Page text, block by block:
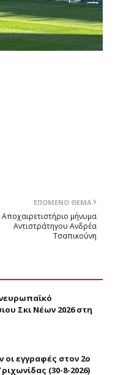
ΕΠΌΜΕΝΟ ΘΈΜΑ
Αποχαιρετιστήριο μήνυμα
Αντιστράτηγου Ανδρέα
Τσαπικούνη
Σκι Νέων 2026 στη
οι εγγραφές στον 2ο
(30-8-2026)